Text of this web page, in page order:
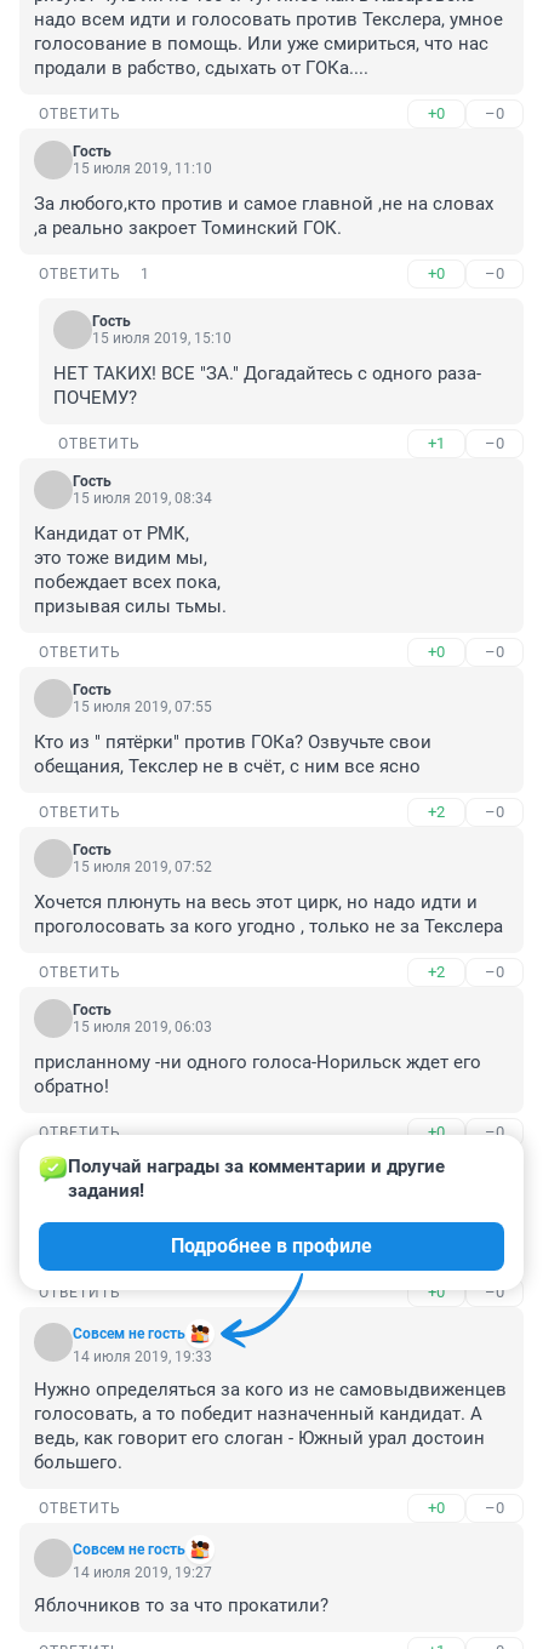
надо всем идти и голосовать против Текслера, умное
голосование в помощь. Или уже смириться, что нас
продали в рабство, сдыхать от ГОКа....
ОТВЕТИТЬ +0 –0
Гость
15 июля 2019, 11:10
За любого,кто против и самое главной ,не на словах
,а реально закроет Томинский ГОК.
ОТВЕТИТЬ 1 +0 –0
Гость
15 июля 2019, 15:10
НЕТ ТАКИХ! ВСЕ "ЗА." Догадайтесь с одного раза-
ПОЧЕМУ?
ОТВЕТИТЬ +1 –0
Гость
15 июля 2019, 08:34
Кандидат от РМК,
это тоже видим мы,
побеждает всех пока,
призывая силы тьмы.
ОТВЕТИТЬ +0 –0
Гость
15 июля 2019, 07:55
Кто из " пятёрки" против ГОКа? Озвучьте свои
обещания, Текслер не в счёт, с ним все ясно
ОТВЕТИТЬ +2 –0
Гость
15 июля 2019, 07:52
Хочется плюнуть на весь этот цирк, но надо идти и
проголосовать за кого угодно , только не за Текслера
ОТВЕТИТЬ +2 –0
Гость
15 июля 2019, 06:03
присланному -ни одного голоса-Норильск ждет его
обратно!
ОТВЕТИТЬ +0 –0
Гость
14 июля 2019, 21:32
Не о благе народном ... А как бы дорваться до
ОТВЕТИТЬ +0 –0
Совсем не гость
Получай награды за комментарии и другие
задания!
Подробнее в профиле
14 июля 2019, 19:33
Нужно определяться за кого из не самовыдвиженцев
голосовать, а то победит назначенный кандидат. А
ведь, как говорит его слоган - Южный урал достоин
большего.
ОТВЕТИТЬ +0 –0
Совсем не гость
14 июля 2019, 19:27
Яблочников то за что прокатили?